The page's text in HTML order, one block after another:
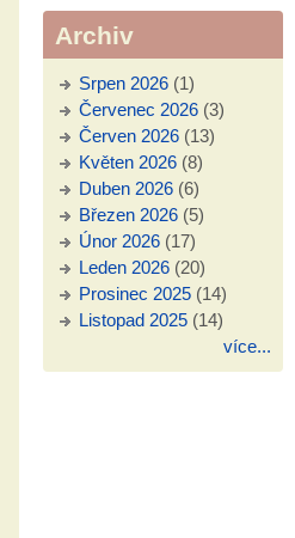
Archiv
Srpen 2026(1)
Červenec 2026(3)
Červen 2026(13)
Květen 2026(8)
Duben 2026(6)
Březen 2026(5)
Únor 2026(17)
Leden 2026(20)
Prosinec 2025(14)
Listopad 2025(14)
více...